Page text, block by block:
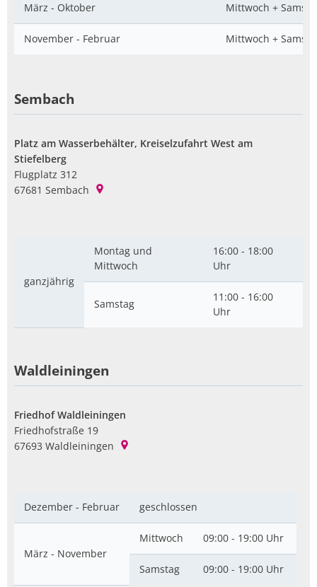
März - Oktober Mittwoch +
November - Februar Mittwoch +
Sembach
Platz am Wasserbehälter, Kreiselzufahrt West am
Stiefelberg
Flugplatz 312
67681 Sembach
ganzjährig
Montag und
Mittwoch
16:00 - 18:00
Uhr
Samstag
11:00 - 16:00
Uhr
Waldleiningen
Friedhof Waldleiningen
Friedhofstraße 19
67693 Waldleiningen
Dezember - Februar geschlossen
März - November
Mittwoch 09:00 - 19:00 Uhr
Samstag 09:00 - 19:00 Uhr